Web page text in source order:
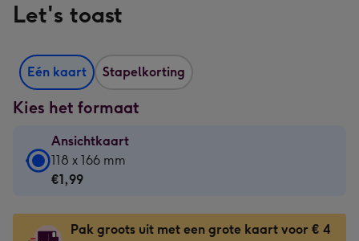
Let's toast
Eén kaart Stapelkorting
Kies het formaat
Ansichtkaart
Ansichtkaart
-
-
118
118 x 166 mm
€1,99
Pak groots uit met een grote kaart voor € 4